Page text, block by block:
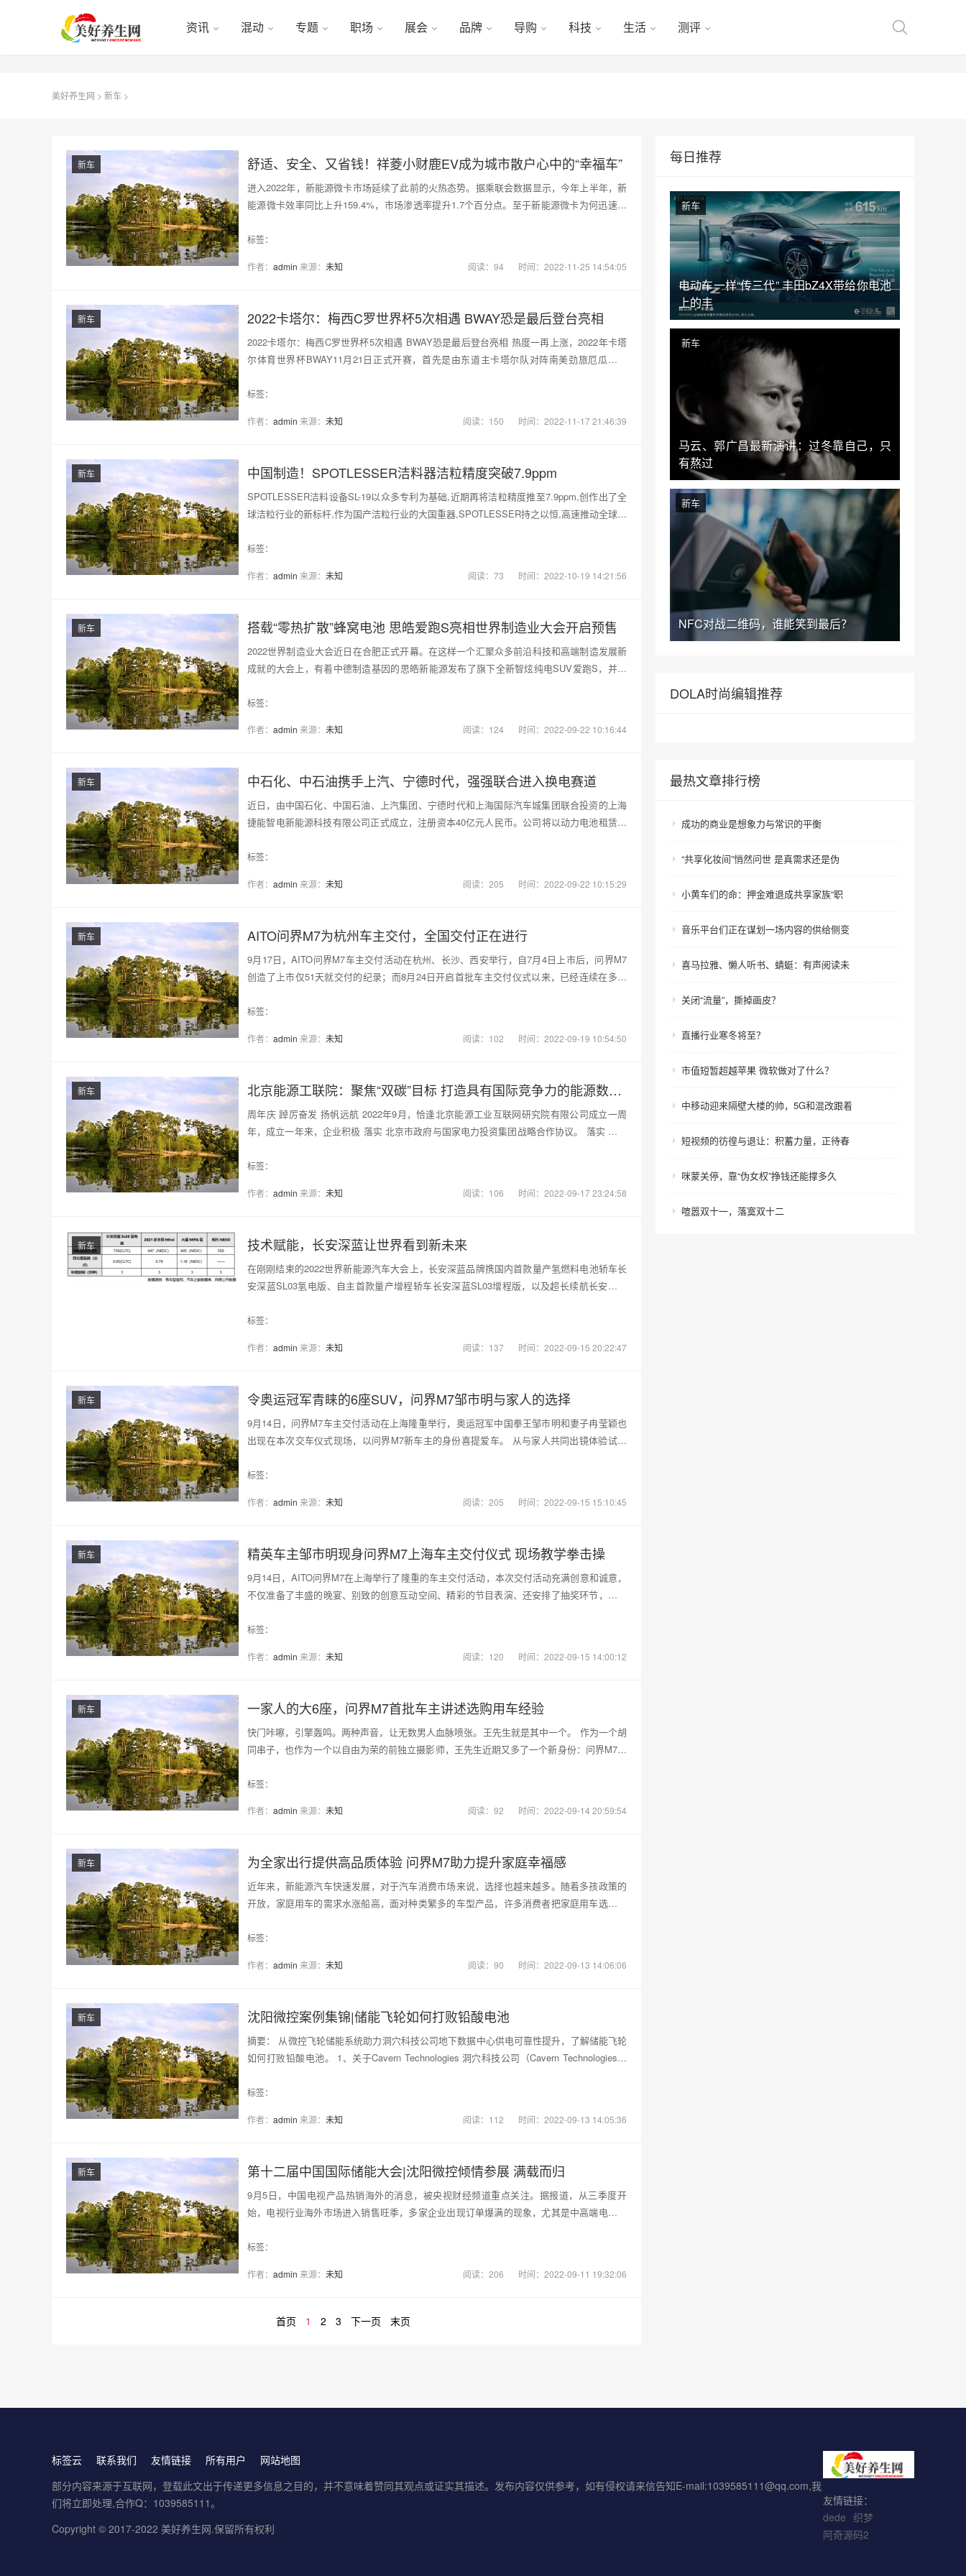
资讯 混动 专题 职场 展会 品牌 导购 科技 生活 测评
美好养生网 > 新车 >
舒适、安全、又省钱！祥菱小财鹿EV成为城市散户心中的“幸福车”
新车
进入2022年，新能源微卡市场延续了此前的火热态势。据乘联会数据显示，今年上半年，新
能源微卡效率同比上升159.4%，市场渗透率提升1.7个百分点。至于新能源微卡为何迅速成
标签：
作者： admin 来源： 未知 阅读：94 时间：2022-11-25 14:54:05
2022卡塔尔：梅西C罗世界杯5次相遇 BWAY恐是最后登台亮相
新车
2022卡塔尔：梅西C罗世界杯5次相遇 BWAY恐是最后登台亮相 热度一再上涨，2022年卡塔
尔体育世界杯BWAY11月21日正式开赛，首先是由东道主卡塔尔队对阵南美劲旅厄瓜多尔
标签：
作者： admin 来源： 未知 阅读：150 时间：2022-11-17 21:46:39
中国制造！SPOTLESSER洁料器洁粒精度突破7.9ppm
新车
SPOTLESSER洁料设备SL-19以众多专利为基础,近期再将洁粒精度推至7.9ppm,创作出了全
球洁粒行业的新标杆,作为国产洁粒行业的大国重器,SPOTLESSER持之以恒,高速推动全球洁
标签：
作者： admin 来源： 未知 阅读：73 时间：2022-10-19 14:21:56
搭载“零热扩散”蜂窝电池 思皓爱跑S亮相世界制造业大会开启预售
新车
2022世界制造业大会近日在合肥正式开幕。在这样一个汇聚众多前沿科技和高端制造发展新
成就的大会上，有着中德制造基因的思皓新能源发布了旗下全新智炫纯电SUV爱跑S，并开
标签：
作者： admin 来源： 未知 阅读：124 时间：2022-09-22 10:16:44
中石化、中石油携手上汽、宁德时代，强强联合进⼊换电赛道
新车
近日，由中国石化、中国石油、上汽集团、宁德时代和上海国际汽车城集团联合投资的上海
捷能智电新能源科技有限公司正式成立，注册资本40亿元人民币。公司将以动力电池租赁业
标签：
作者： admin 来源： 未知 阅读：205 时间：2022-09-22 10:15:29
AITO问界M7为杭州车主交付，全国交付正在进行
新车
9月17日，AITO问界M7车主交付活动在杭州、长沙、西安举行，自7月4日上市后，问界M7
创造了上市仅51天就交付的纪录；而8月24日开启首批车主交付仪式以来，已经连续在多个
标签：
作者： admin 来源： 未知 阅读：102 时间：2022-09-19 10:54:50
北京能源工联院：聚焦“双碳”目标 打造具有国际竞争力的能源数字科技创新、成果转化体系和创新生态
新车
周年庆 踔厉奋发 扬帆远航 2022年9月，恰逢北京能源工业互联网研究院有限公司成立一周
年，成立一年来，企业积极 落实 北京市政府与国家电力投资集团战略合作协议。 落实 在能
标签：
作者： admin 来源： 未知 阅读：106 时间：2022-09-17 23:24:58
技术赋能，长安深蓝让世界看到新未来
新车
在刚刚结束的2022世界新能源汽车大会上，长安深蓝品牌携国内首款量产氢燃料电池轿车长
安深蓝SL03氢电版、自主首款量产增程轿车长安深蓝SL03增程版，以及超长续航长安深蓝
标签：
作者： admin 来源： 未知 阅读：137 时间：2022-09-15 20:22:47
令奥运冠军青睐的6座SUV，问界M7邹市明与家人的选择
新车
9月14日，问界M7车主交付活动在上海隆重举行，奥运冠军中国拳王邹市明和妻子冉莹颖也
出现在本次交车仪式现场，以问界M7新车主的身份喜提爱车。 从与家人共同出镜体验试驾
标签：
作者： admin 来源： 未知 阅读：205 时间：2022-09-15 15:10:45
精英车主邹市明现身问界M7上海车主交付仪式 现场教学拳击操
新车
9月14日，AITO问界M7在上海举行了隆重的车主交付活动，本次交付活动充满创意和诚意，
不仅准备了丰盛的晚宴、别致的创意互动空间、精彩的节目表演、还安排了抽奖环节，满满
标签：
作者： admin 来源： 未知 阅读：120 时间：2022-09-15 14:00:12
一家人的大6座，问界M7首批车主讲述选购用车经验
新车
快门咔嚓，引擎轰鸣。两种声音，让无数男人血脉喷张。王先生就是其中一个。 作为一个胡
同串子，也作为一个以自由为荣的前独立摄影师，王先生近期又多了一个新身份：问界M7车
标签：
作者： admin 来源： 未知 阅读：92 时间：2022-09-14 20:59:54
为全家出行提供高品质体验 问界M7助力提升家庭幸福感
新车
近年来，新能源汽车快速发展，对于汽车消费市场来说，选择也越来越多。随着多孩政策的
开放，家庭用车的需求水涨船高，面对种类繁多的车型产品，许多消费者把家庭用车选择锁
标签：
作者： admin 来源： 未知 阅读：90 时间：2022-09-13 14:06:06
沈阳微控案例集锦|储能飞轮如何打败铅酸电池
新车
摘要： 从微控飞轮储能系统助力洞穴科技公司地下数据中心供电可靠性提升，了解储能飞轮
如何打败铅酸电池。 1、关于Cavern Technologies 洞穴科技公司（Cavern Technologies）
标签：
作者： admin 来源： 未知 阅读：112 时间：2022-09-13 14:05:36
第十二届中国国际储能大会|沈阳微控倾情参展 满载而归
新车
9月5日，中国电视产品热销海外的消息，被央视财经频道重点关注。据报道，从三季度开
始，电视行业海外市场进入销售旺季，多家企业出现订单爆满的现象，尤其是中高端电视产
标签：
作者： admin 来源： 未知 阅读：206 时间：2022-09-11 19:32:06
首页 1 2 3 下一页 末页
每日推荐
电动车一样“传三代” 丰田bZ4X带给你电池
上的丰
新车
马云、郭广昌最新演讲：过冬靠自己，只
有熬过
新车
NFC对战二维码，谁能笑到最后？
新车
DOLA时尚编辑推荐
最热文章排行榜
成功的商业是想象力与常识的平衡
“共享化妆间”悄然问世 是真需求还是伪
小黄车们的命：押金难退成共享家族“职
音乐平台们正在谋划一场内容的供给侧变
喜马拉雅、懒人听书、蜻蜓：有声阅读未
关闭“流量”，撕掉画皮？
直播行业寒冬将至？
市值短暂超越苹果 微软做对了什么？
中移动迎来隔壁大楼的帅，5G和混改跟着
短视频的彷徨与退让：积蓄力量，正待春
咪蒙关停，靠“伪女权”挣钱还能撑多久
喧嚣双十一，落寞双十二
标签云 联系我们 友情链接 所有用户
网站地图
部分内容来源于互联网，登载此文出于传递更多信息之目的，并不意味着赞同其观点或证实其描述。发布内容仅供参考，如有侵权请来信告知E-mail:1039585111@qq.com,我
们将立即处理,合作Q：1039585111。
Copyright © 2017-2022 美好养生网.保留所有权利
友情链接：
dede 织梦
阿奇源码2